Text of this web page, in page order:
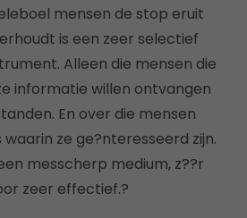
mensen de stop eruit
is een zeer selectief
Alleen die mensen die
informatie willen ontvangen
En over die mensen
ze ge?nteresseerd zijn.
messcherp medium, z??r
zeer effectief.?